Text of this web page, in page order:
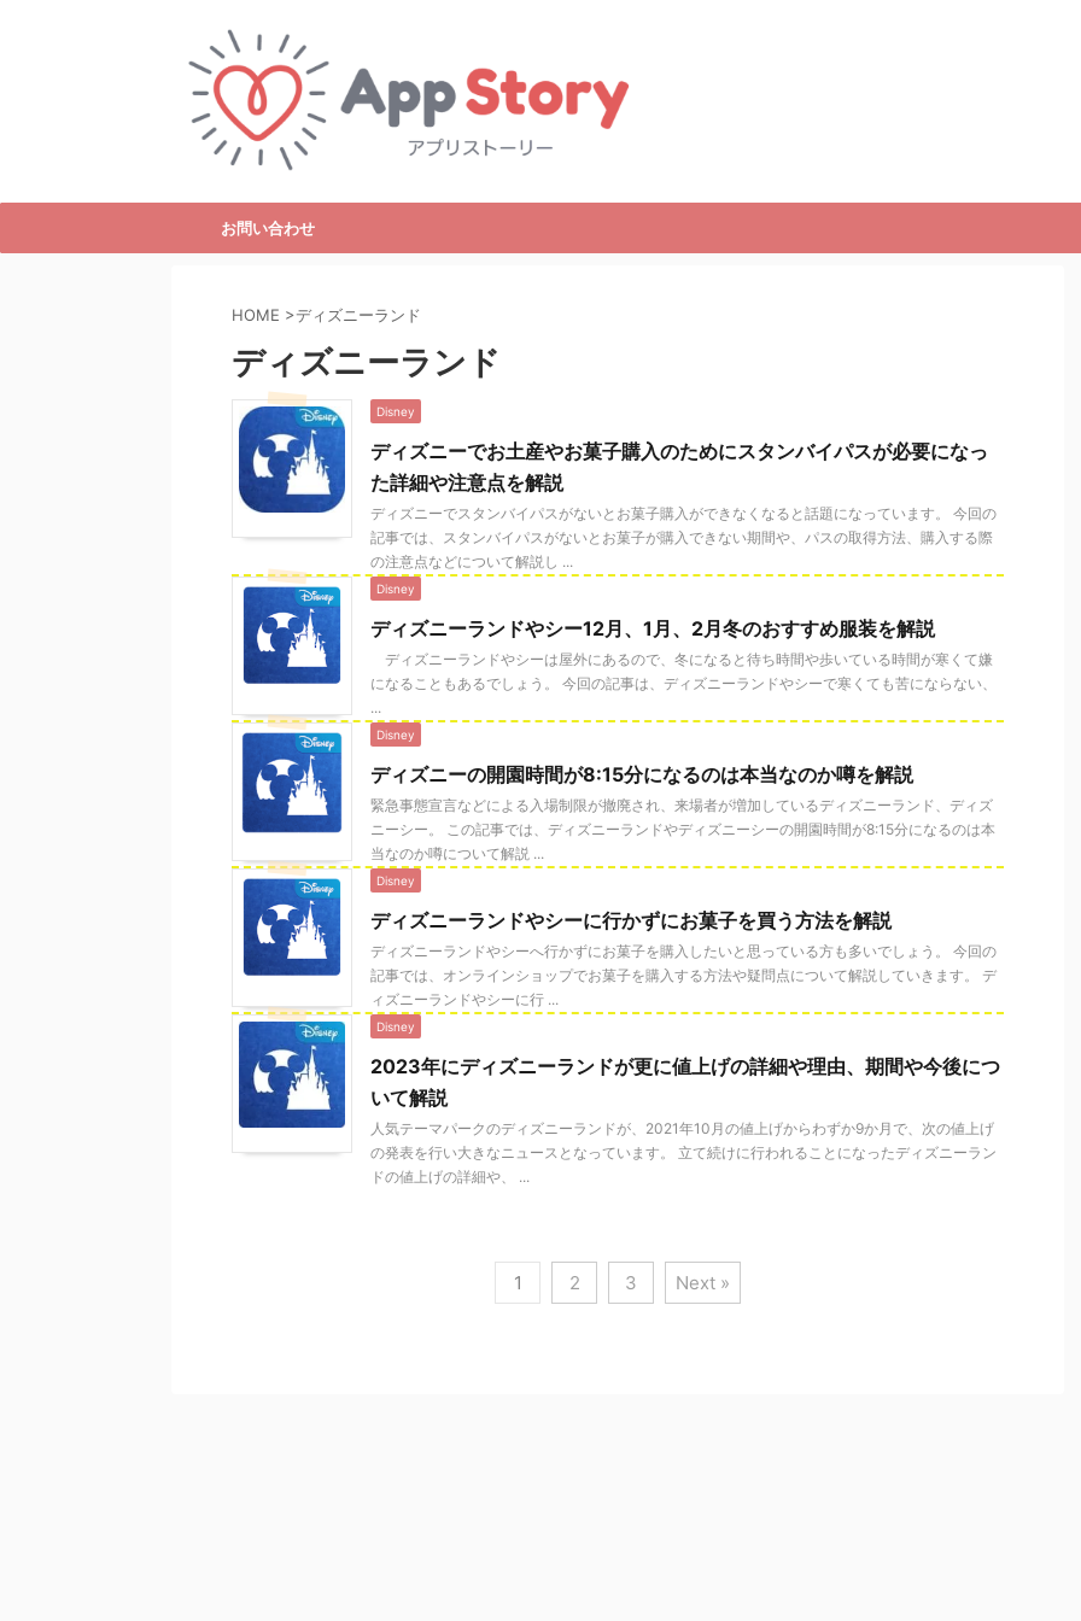
お問い合わせ
HOME >ディズニーランド
ディズニーランド
Disney
ディズニーでお土産やお菓子購入のためにスタンバイパスが必要になっ
た詳細や注意点を解説
ディズニーでスタンバイパスがないとお菓子購入ができなくなると話題になっています。 今回の
記事では、スタンバイパスがないとお菓子が購入できない期間や、パスの取得方法、購入する際
の注意点などについて解説し ...
Disney
ディズニーランドやシー12月、1月、2月冬のおすすめ服装を解説
ディズニーランドやシーは屋外にあるので、冬になると待ち時間や歩いている時間が寒くて嫌
になることもあるでしょう。 今回の記事は、ディズニーランドやシーで寒くても苦にならない、
...
Disney
ディズニーの開園時間が8:15分になるのは本当なのか噂を解説
緊急事態宣言などによる入場制限が撤廃され、来場者が増加しているディズニーランド、ディズ
ニーシー。 この記事では、ディズニーランドやディズニーシーの開園時間が8:15分になるのは本
当なのか噂について解説 ...
Disney
ディズニーランドやシーに行かずにお菓子を買う方法を解説
ディズニーランドやシーへ行かずにお菓子を購入したいと思っている方も多いでしょう。 今回の
記事では、オンラインショップでお菓子を購入する方法や疑問点について解説していきます。 デ
ィズニーランドやシーに行 ...
Disney
2023年にディズニーランドが更に値上げの詳細や理由、期間や今後につ
いて解説
人気テーマパークのディズニーランドが、2021年10月の値上げからわずか9か月で、次の値上げ
の発表を行い大きなニュースとなっています。 立て続けに行われることになったディズニーラン
ドの値上げの詳細や、 ...
1 2 3 Next »